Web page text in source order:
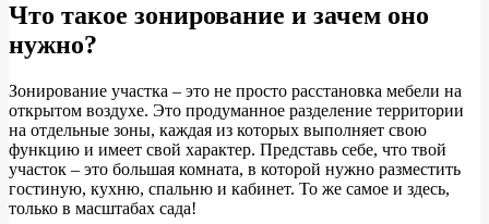
Что такое зонирование и зачем оно
нужно?
Зонирование участка – это не просто расстановка мебели на
открытом воздухе. Это продуманное разделение территории
на отдельные зоны, каждая из которых выполняет свою
функцию и имеет свой характер. Представь себе, что твой
участок – это большая комната, в которой нужно разместить
гостиную, кухню, спальню и кабинет. То же самое и здесь,
только в масштабах сада!